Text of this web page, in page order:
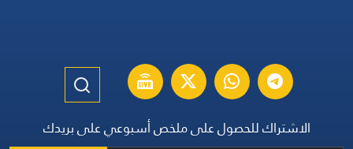
الاشتراك للحصول على ملخص أسبوعي على بريدك